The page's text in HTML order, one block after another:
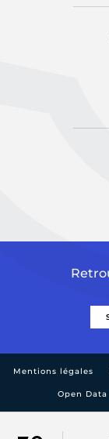
Mentions légales
Open Data